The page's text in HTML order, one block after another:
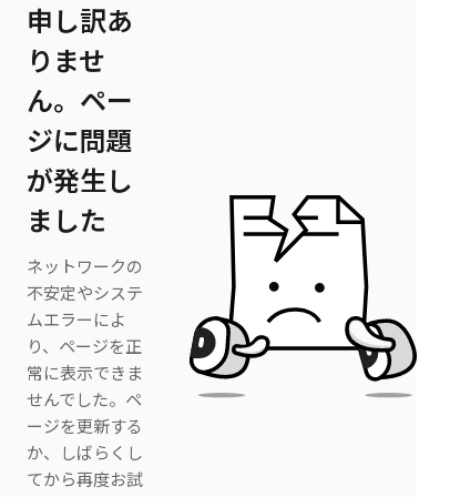
申し訳あ
りませ
ん。ペー
ジに問題
が発生し
ました
ネットワークの
不安定やシステ
ムエラーによ
り、ページを正
常に表示できま
せんでした。ペ
ージを更新する
か、しばらくし
てから再度お試